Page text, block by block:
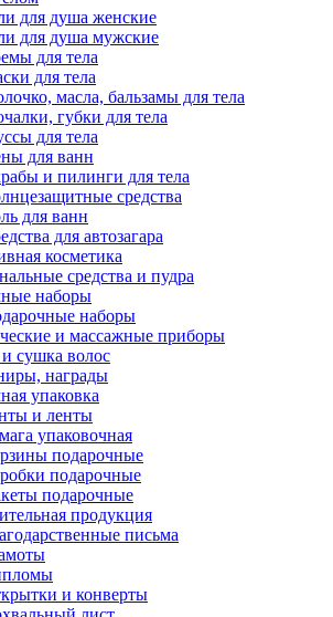
для душа женские
для душа мужские
для тела
для тела
масла, бальзамы для тела
губки для тела
для тела
для ванн
и пилинги для тела
средства
для ванн
для автозагара
косметика
средства и пудра
наборы
наборы
и массажные приборы
сушка волос
награды
упаковка
и ленты
упаковочная
подарочные
подарочные
подарочные
продукция
письма
и конверты